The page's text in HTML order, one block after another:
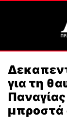
για τη
μπροστά